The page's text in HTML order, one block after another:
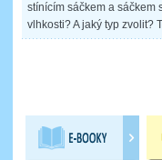
stínícím sáčkem a sáčkem
vlhkosti? A jaký typ zvolit?